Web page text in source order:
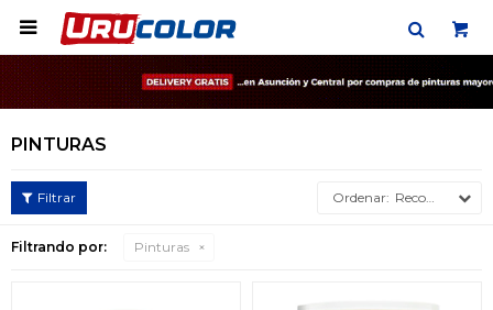

PINTURAS
Recomendados
Filtrando por: Pinturas